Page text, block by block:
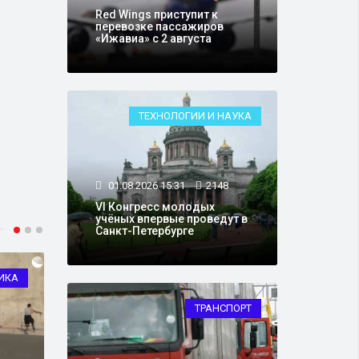
Red Wings приступит к
перевозке пассажиров
«Ижавиа» с 2 августа
ТЕХНОЛОГИИ И НАУКА
01.08.2026 15:31 2148
VI Конгресс молодых
учёных впервые проведут в
Санкт-Петербурге
ТРАНСПОРТ